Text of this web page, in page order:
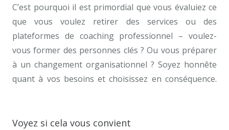
C’est pourquoi il est primordial que vous évaluiez ce
que vous voulez retirer des services ou des
plateformes de coaching professionnel – voulez-
vous former des personnes clés ? Ou vous préparer
à un changement organisationnel ? Soyez honnête
quant à vos besoins et choisissez en conséquence.
Voyez si cela vous convient